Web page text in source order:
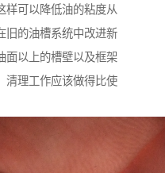
样可以降低油的粘度从
旧的油槽系统中改进新
面以上的槽壁以及框架
清理工作应该做得比使